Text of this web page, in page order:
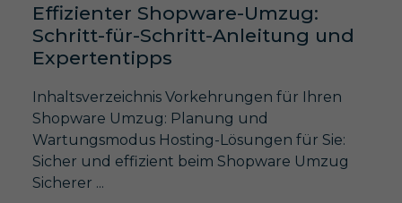
Effizienter Shopware-Umzug:
Schritt-für-Schritt-Anleitung und
Expertentipps
Inhaltsverzeichnis Vorkehrungen für Ihren
Shopware Umzug: Planung und
Wartungsmodus Hosting-Lösungen für Sie:
Sicher und effizient beim Shopware Umzug
Sicherer ...